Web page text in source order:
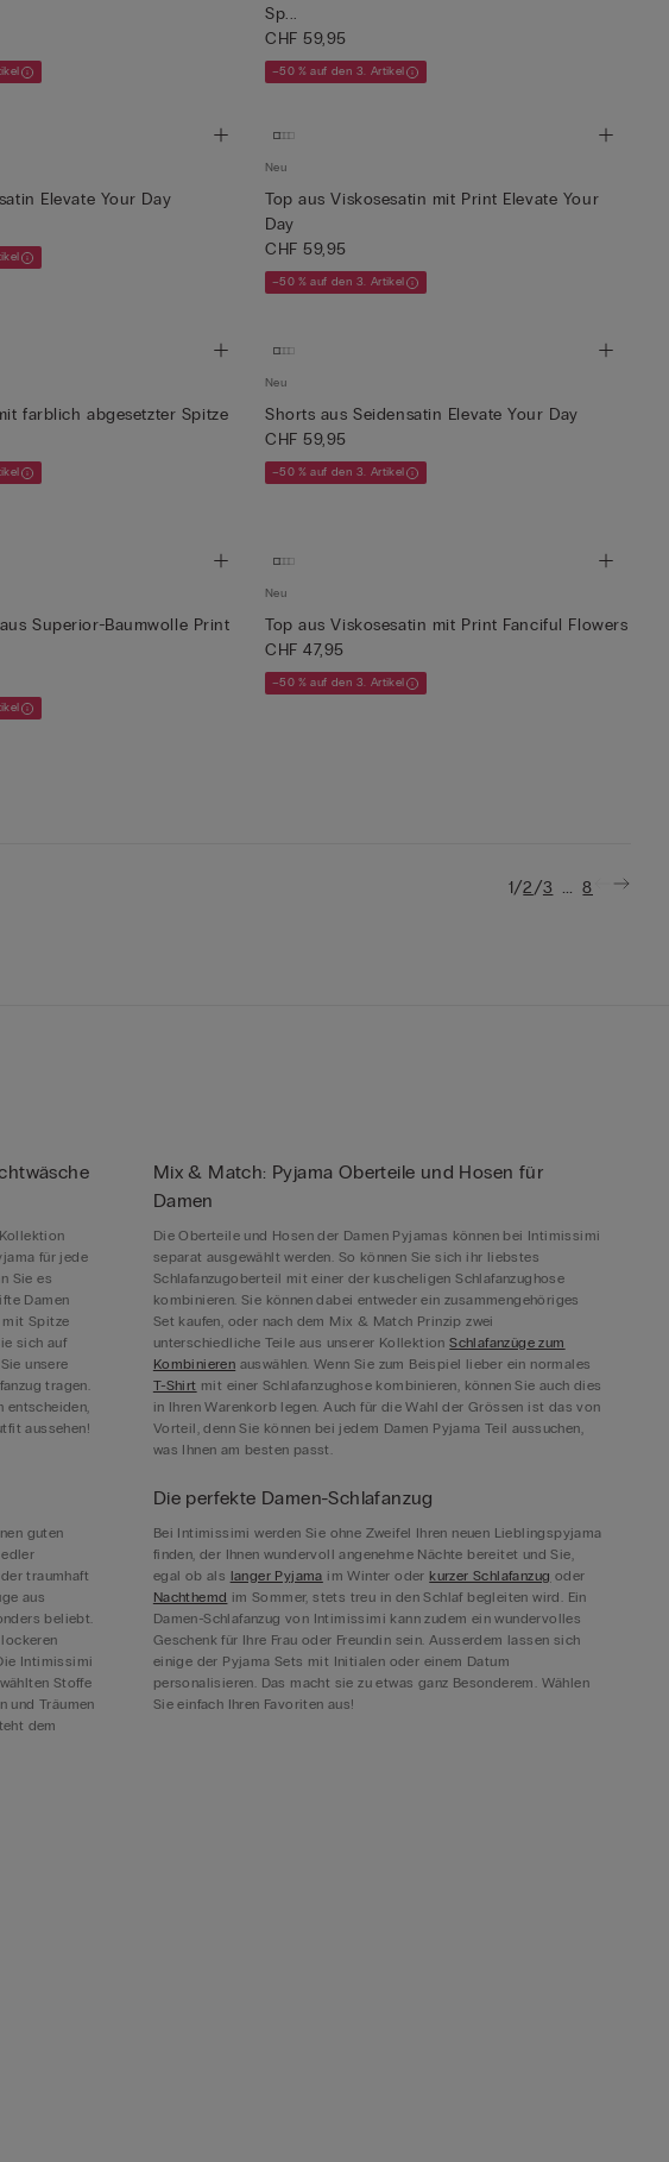
Sp...
CHF 59,95
–50 % auf den 3. Artikel
Elevate Your Day
Neu
Top aus Viskosesatin mit Print Elevate Your
Day
CHF 59,95
–50 % auf den 3. Artikel
farblich abgesetzter Spitze
Neu
Shorts aus Seidensatin Elevate Your Day
CHF 59,95
–50 % auf den 3. Artikel
Superior-Baumwolle Print
Neu
Top aus Viskosesatin mit Print Fanciful Flowers
CHF 47,95
–50 % auf den 3. Artikel
1/2/3 ... 8
für jede
Sie es
Damen
mit Spitze
sich auf
unsere
tragen.
entscheiden,
aussehen!
Mix & Match: Pyjama Oberteile und Hosen für
Damen
Die Oberteile und Hosen der Damen Pyjamas können bei Intimissimi
separat ausgewählt werden. So können Sie sich ihr liebstes
Schlafanzugoberteil mit einer der kuscheligen Schlafanzughose
kombinieren. Sie können dabei entweder ein zusammengehöriges
Set kaufen, oder nach dem Mix & Match Prinzip zwei
unterschiedliche Teile aus unserer KollektionSchlafanzüge zum
Kombinieren auswählen. Wenn Sie zum Beispiel lieber ein normales
T-Shirt mit einer Schlafanzughose kombinieren, können Sie auch dies
in Ihren Warenkorb legen. Auch für die Wahl der Grössen ist das von
Vorteil, denn Sie können bei jedem Damen Pyjama Teil aussuchen,
was Ihnen am besten passt.
guten
traumhaft
aus
beliebt.
Intimissimi
Stoffe
und Träumen
dem
Die perfekte Damen-Schlafanzug
Bei Intimissimi werden Sie ohne Zweifel Ihren neuen Lieblingspyjama
finden, der Ihnen wundervoll angenehme Nächte bereitet und Sie,
egal ob als langer Pyjama im Winter oderkurzer Schlafanzug oder
Nachthemd im Sommer, stets treu in den Schlaf begleiten wird. Ein
Damen-Schlafanzug von Intimissimi kann zudem ein wundervolles
Geschenk für Ihre Frau oder Freundin sein. Ausserdem lassen sich
einige der Pyjama Sets mit Initialen oder einem Datum
personalisieren. Das macht sie zu etwas ganz Besonderem. Wählen
Sie einfach Ihren Favoriten aus!